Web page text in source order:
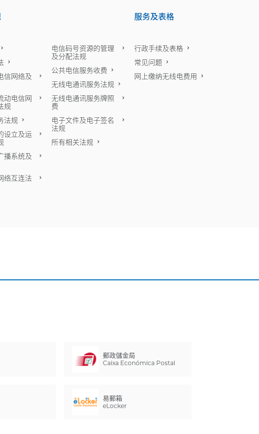
信网络及
动电信网
规
法规
设立及运
播系统及
络互连法
电信码号资源的管理
及分配法规
公共电信服务收费
无线电通讯服务法规
无线电通讯服务牌照
费
电子文件及电子签名
法规
所有相关法规
服务及表格
行政手续及表格
常见问题
网上缴纳无线电费用
郵政儲金局
Caixa Económica Postal
易郵箱
eLocker